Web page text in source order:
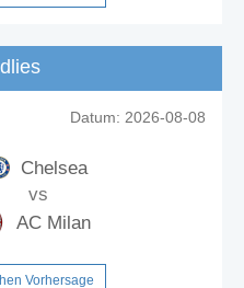
Datum: 2026-08-08
Chelsea
vs
AC Milan
Vorhersage